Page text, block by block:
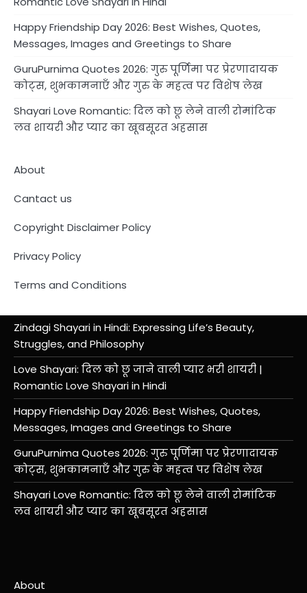
Happy Friendship Day 2026: Best Wishes, Quotes,
Messages, Images and Greetings to Share
GuruPurnima Quotes 2026: गुरु पूर्णिमा पर प्रेरणादायक
कोट्स, शुभकामनाएँ और गुरु के महत्व पर विशेष लेख
Shayari Love Romantic: दिल को छू लेने वाली रोमांटिक
लव शायरी और प्यार का खूबसूरत अहसास
About
Cantact us
Copyright Disclaimer Policy
Privacy Policy
Terms and Conditions
Zindagi Shayari in Hindi: Expressing Life’s Beauty,
Struggles, and Philosophy
Love Shayari: दिल को छू जाने वाली प्यार भरी शायरी |
Romantic Love Shayari in Hindi
Happy Friendship Day 2026: Best Wishes, Quotes,
Messages, Images and Greetings to Share
GuruPurnima Quotes 2026: गुरु पूर्णिमा पर प्रेरणादायक
कोट्स, शुभकामनाएँ और गुरु के महत्व पर विशेष लेख
Shayari Love Romantic: दिल को छू लेने वाली रोमांटिक
लव शायरी और प्यार का खूबसूरत अहसास
About